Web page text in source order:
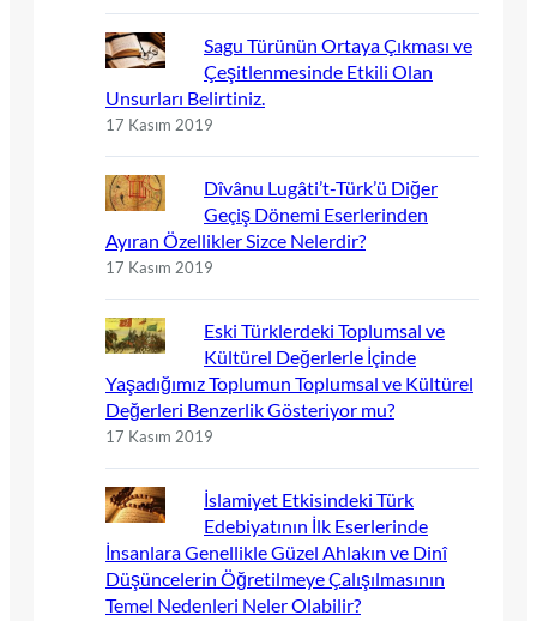
Sagu Türünün Ortaya Çıkması ve
Çeşitlenmesinde Etkili Olan
Unsurları Belirtiniz.
17 Kasım 2019
Dîvânu Lugâti’t-Türk’ü Diğer
Geçiş Dönemi Eserlerinden
Ayıran Özellikler Sizce Nelerdir?
17 Kasım 2019
Eski Türklerdeki Toplumsal ve
Kültürel Değerlerle İçinde
Yaşadığımız Toplumun Toplumsal ve Kültürel
Değerleri Benzerlik Gösteriyor mu?
17 Kasım 2019
İslamiyet Etkisindeki Türk
Edebiyatının İlk Eserlerinde
İnsanlara Genellikle Güzel Ahlakın ve Dinî
Düşüncelerin Öğretilmeye Çalışılmasının
Temel Nedenleri Neler Olabilir?